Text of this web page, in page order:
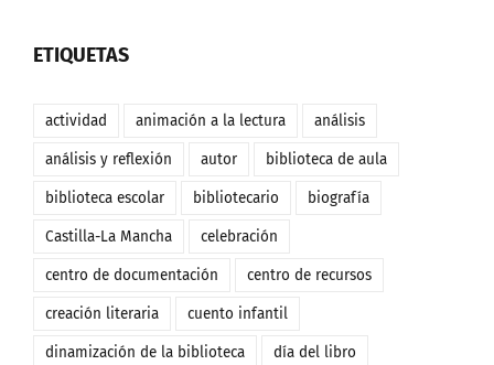
ETIQUETAS
actividad animación a la lectura análisis
análisis y reflexión autor biblioteca de aula
biblioteca escolar bibliotecario biografía
Castilla-La Mancha celebración
centro de documentación centro de recursos
creación literaria cuento infantil
dinamización de la biblioteca día del libro